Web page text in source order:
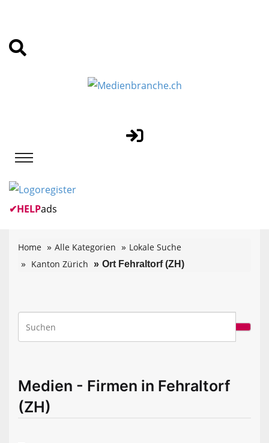
✔HELPads
Home Alle Kategorien
Lokale Suche
Kanton Zürich
Ort Fehraltorf (ZH)
Medien - Firmen in Fehraltorf
(ZH)